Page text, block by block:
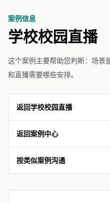
案例信息
学校校园直播
这个案例主要帮助您判断：场景
和直播需要哪些安排。
返回学校校园直播
返回案例中心
按类似案例沟通